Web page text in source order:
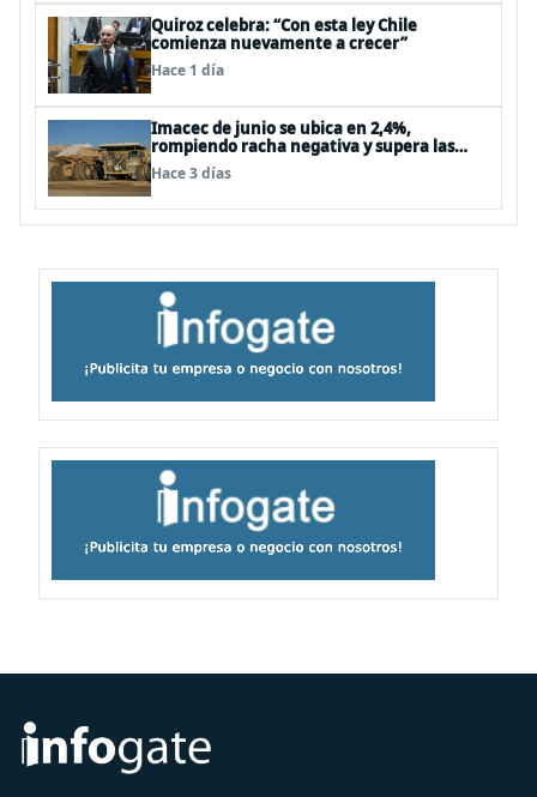
Quiroz celebra: “Con esta ley Chile
comienza nuevamente a crecer”
Hace 1 día
Imacec de junio se ubica en 2,4%,
rompiendo racha negativa y supera las
expectativas
Hace 3 días